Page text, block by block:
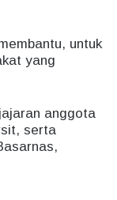
untuk
yang
anggota
serta